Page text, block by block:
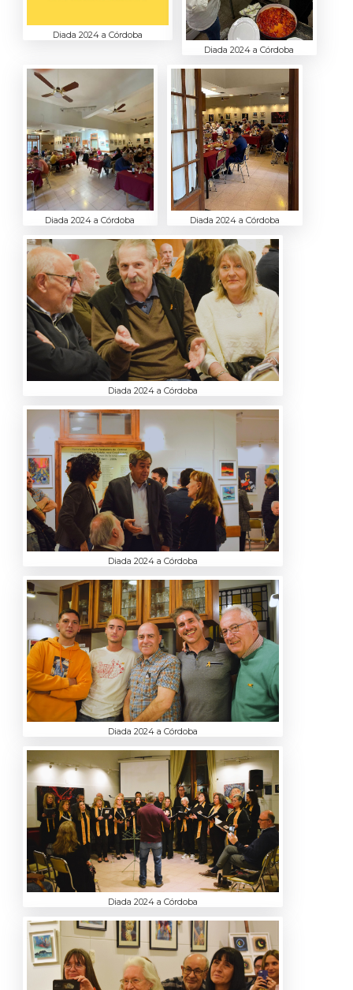
Diada 2024 a Córdoba
Diada 2024 a Córdoba
Diada 2024 a Córdoba Diada 2024 a Córdoba
Diada 2024 a Córdoba
Diada 2024 a Córdoba
Diada 2024 a Córdoba
Diada 2024 a Córdoba